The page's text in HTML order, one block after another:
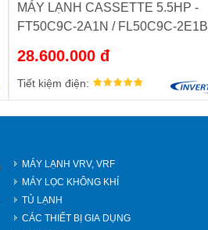
MÁY LẠNH CASSETTE 5.5HP -
FT50C9C-2A1N / FL50C9C-2E1B
28.600.000 đ
Tiết kiệm điện:
MÁY LẠNH VRV, VRF
MÁY LỌC KHÔNG KHÍ
TỦ LẠNH
CÁC THIẾT BỊ GIA DỤNG